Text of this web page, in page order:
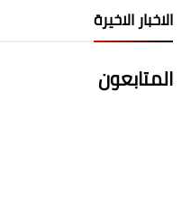
الاخبار الاخيرة
المتابعون